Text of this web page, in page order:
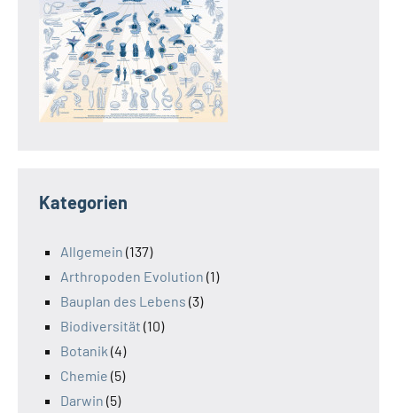
Kategorien
Allgemein (137)
Arthropoden Evolution (1)
Bauplan des Lebens (3)
Biodiversität (10)
Botanik (4)
Chemie (5)
Darwin (5)